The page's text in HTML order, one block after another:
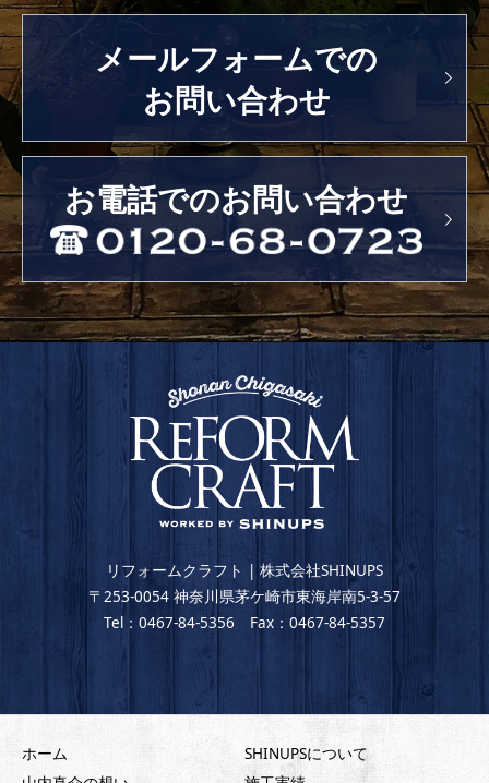
メールフォームでの
お問い合わせ
お電話でのお問い合わせ
リフォームクラフト | 株式会社SHINUPS
〒253-0054 神奈川県茅ケ崎市東海岸南5-3-57
Tel：0467-84-5356 Fax：0467-84-5357
ホーム
SHINUPSについて